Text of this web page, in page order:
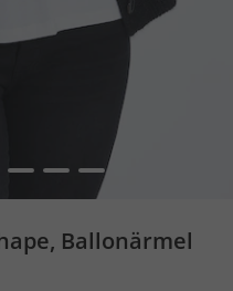
5 6 7
Ballonärmel